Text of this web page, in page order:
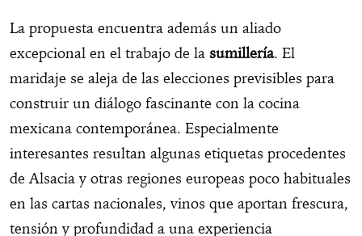
La propuesta encuentra además un aliado
excepcional en el trabajo de la sumillería. El
maridaje se aleja de las elecciones previsibles para
construir un diálogo fascinante con la cocina
mexicana contemporánea. Especialmente
interesantes resultan algunas etiquetas procedentes
de Alsacia y otras regiones europeas poco habituales
en las cartas nacionales, vinos que aportan frescura,
tensión y profundidad a una experiencia